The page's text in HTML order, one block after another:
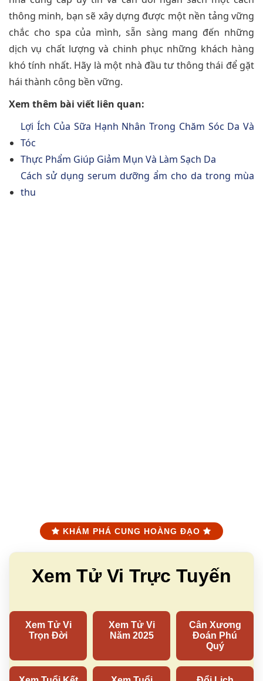
thông minh, bạn sẽ xây dựng được một nền tảng vững
chắc cho spa của mình, sẵn sàng mang đến những
dịch vụ chất lượng và chinh phục những khách hàng
khó tính nhất. Hãy là một nhà đầu tư thông thái để gặt
hái thành công bền vững.
Xem thêm bài viết liên quan:
Lợi Ích Của Sữa Hạnh Nhân Trong Chăm Sóc Da Và
Tóc
Thực Phẩm Giúp Giảm Mụn Và Làm Sạch Da
Cách sử dụng serum dưỡng ẩm cho da trong mùa
thu
KHÁM PHÁ CUNG HOÀNG ĐẠO